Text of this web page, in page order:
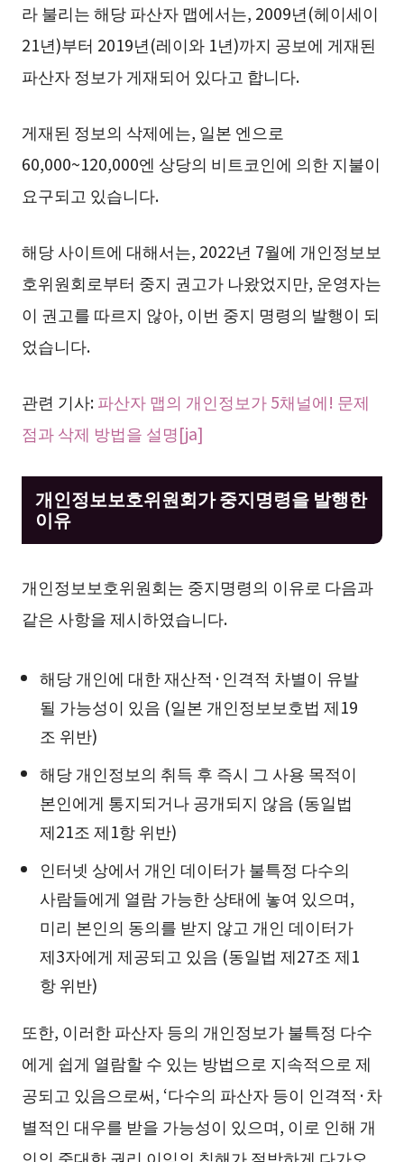
라 불리는 해당 파산자 맵에서는, 2009년(헤이세이
21년)부터 2019년(레이와 1년)까지 공보에 게재된
파산자 정보가 게재되어 있다고 합니다.
게재된 정보의 삭제에는, 일본 엔으로
60,000~120,000엔 상당의 비트코인에 의한 지불이
요구되고 있습니다.
해당 사이트에 대해서는, 2022년 7월에 개인정보보
호위원회로부터 중지 권고가 나왔었지만, 운영자는
이 권고를 따르지 않아, 이번 중지 명령의 발행이 되
었습니다.
관련 기사:파산자 맵의 개인정보가 5채널에! 문제
점과 삭제 방법을 설명[ja]
개인정보보호위원회가 중지명령을 발행한
이유
개인정보보호위원회는 중지명령의 이유로 다음과
같은 사항을 제시하였습니다.
해당 개인에 대한 재산적·인격적 차별이 유발
될 가능성이 있음 (일본 개인정보보호법 제19
조 위반)
해당 개인정보의 취득 후 즉시 그 사용 목적이
본인에게 통지되거나 공개되지 않음 (동일법
제21조 제1항 위반)
인터넷 상에서 개인 데이터가 불특정 다수의
사람들에게 열람 가능한 상태에 놓여 있으며,
미리 본인의 동의를 받지 않고 개인 데이터가
제3자에게 제공되고 있음 (동일법 제27조 제1
항 위반)
또한, 이러한 파산자 등의 개인정보가 불특정 다수
에게 쉽게 열람할 수 있는 방법으로 지속적으로 제
공되고 있음으로써, ‘다수의 파산자 등이 인격적·차
별적인 대우를 받을 가능성이 있으며, 이로 인해 개
인의 중대한 권리 이익의 침해가 절박하게 다가오